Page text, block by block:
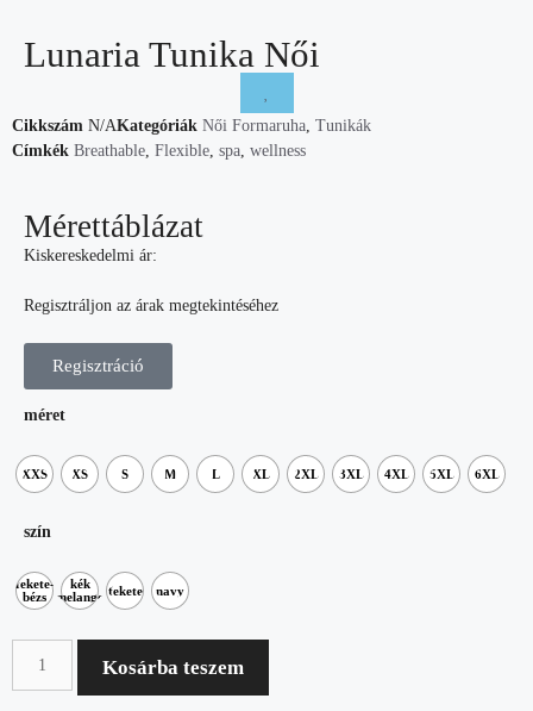
Lunaria Tunika Női
Cikkszám N/AKategóriák Női Formaruha, Tunikák
Címkék Breathable, Flexible, spa, wellness
Mérettáblázat
Kiskereskedelmi ár:
Regisztráljon az árak megtekintéséhez
Regisztráció
méret
XXS XS S M L XL 2XL 3XL 4XL 5XL 6XL
szín
fekete-
bézs
kék
melange fekete navy
Kosárba teszem